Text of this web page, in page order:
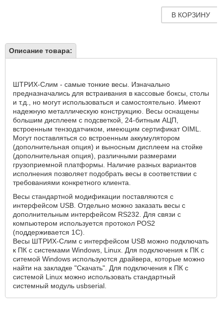
В КОРЗИНУ
Описание товара:
ШТРИХ-Слим - самые тонкие весы. Изначально
предназначались для встраивания в кассовые боксы, столы
и т.д., но могут использоваться и самостоятельно. Имеют
надежную металлическую конструкцию. Весы оснащены
большим дисплеем с подсветкой, 24-битным АЦП,
встроенным тензодатчиком, имеющим сертификат OIML.
Могут поставляться со встроенным аккумулятором
(дополнительная опция) и выносным дисплеем на стойке
(дополнительная опция), различными размерами
грузоприемной платформы. Наличие разных вариантов
исполнения позволяет подобрать весы в соответствии с
требованиями конкретного клиента.
Весы стандартной модификации поставляются с
интерфейсом USB. Отдельно можно заказать весы с
дополнительным интерфейсом RS232. Для связи с
компьютером используется протокол POS2
(поддерживается 1С).
Весы ШТРИХ-Слим с интерфейсом USB можно подключать
к ПК с системами Windows, Linux. Для подключения к ПК с
ситемой Windows используются драйвера, которые можно
найти на закладке "Скачать". Для подключения к ПК с
системой Linux можно использовать стандартный
системный модуль usbserial.